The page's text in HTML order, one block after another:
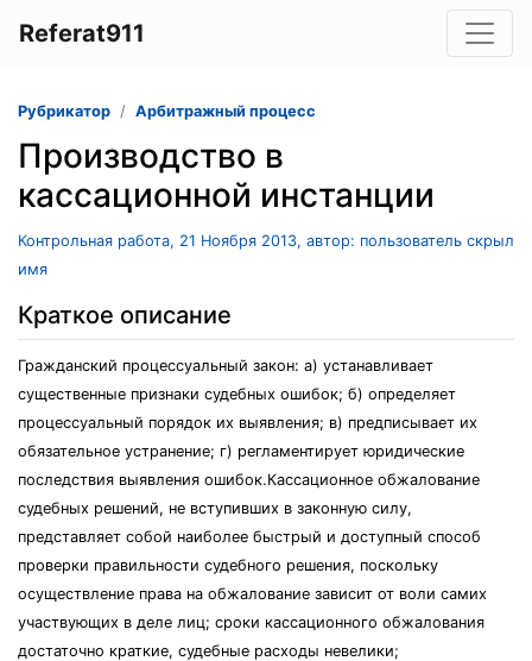
Referat911
Рубрикатор Арбитражный процесс
Производство в
кассационной инстанции
Контрольная работа, 21 Ноября 2013, автор: пользователь скрыл
имя
Краткое описание
Гражданский процессуальный закон: а) устанавливает
существенные признаки судебных ошибок; б) определяет
процессуальный порядок их выявления; в) предписывает их
обязательное устранение; г) регламентирует юридические
последствия выявления ошибок.Кассационное обжалование
судебных решений, не вступивших в законную силу,
представляет собой наиболее быстрый и доступный способ
проверки правильности судебного решения, поскольку
осуществление права на обжалование зависит от воли самих
участвующих в деле лиц; сроки кассационного обжалования
достаточно краткие, судебные расходы невелики;